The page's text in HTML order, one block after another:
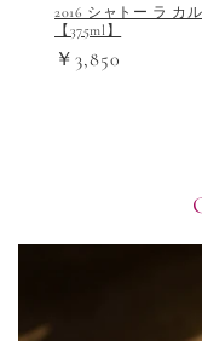
2016 シャトー ラ カ
【375ml】
￥3,850